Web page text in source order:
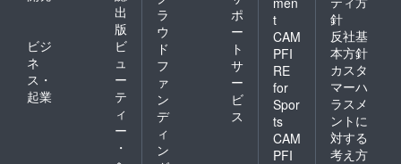
出
版
ビジ
ネ
ス・
起業
ビ
ュ
ー
テ
ィ
ー
・
ラ
ウ
ド
フ
ァ
ン
デ
ィ
ン
ポ
ー
ト
サ
ー
ビ
ス
t
CAM
PFI
RE
for
Spor
ts
CAM
PFI
針
反社基
本方針
カスタ
マーハ
ラスメ
ントに
対する
考え方